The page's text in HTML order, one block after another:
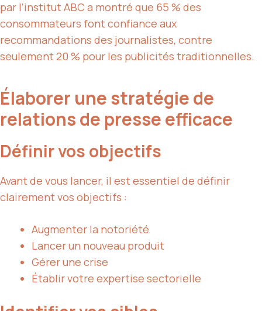
par l’institut ABC a montré que 65 % des
consommateurs font confiance aux
recommandations des journalistes, contre
seulement 20 % pour les publicités traditionnelles.
Élaborer une stratégie de
relations de presse efficace
Définir vos objectifs
Avant de vous lancer, il est essentiel de définir
clairement vos objectifs :
Augmenter la notoriété
Lancer un nouveau produit
Gérer une crise
Établir votre expertise sectorielle